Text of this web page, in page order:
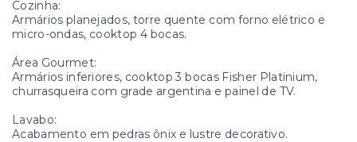
Cozinha:
Armários planejados, torre quente com forno elétrico e
micro-ondas, cooktop 4 bocas.
Área Gourmet:
Armários inferiores, cooktop 3 bocas Fisher Platinium,
churrasqueira com grade argentina e painel de TV.
Lavabo:
Acabamento em pedras ônix e lustre decorativo.